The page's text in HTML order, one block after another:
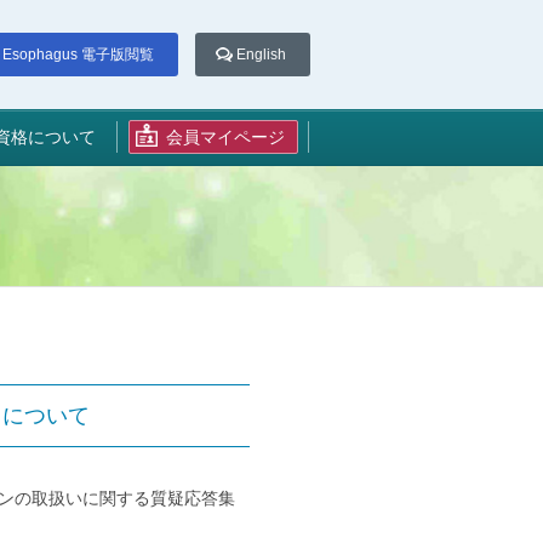
Esophagus 電子版閲覧 English
格について 会員マイページ
ついて
の取扱いに関する質疑応答集